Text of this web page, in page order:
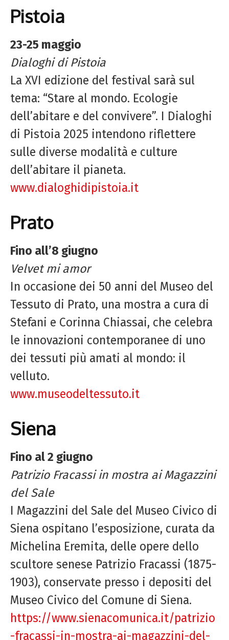
Pistoia
23-25 maggio
Dialoghi di Pistoia
La XVI edizione del festival sarà sul
tema: “Stare al mondo. Ecologie
dell’abitare e del convivere”. I Dialoghi
di Pistoia 2025 intendono riflettere
sulle diverse modalità e culture
dell’abitare il pianeta.
www.dialoghidipistoia.it
Prato
Fino all’8 giugno
Velvet mi amor
In occasione dei 50 anni del Museo del
Tessuto di Prato, una mostra a cura di
Stefani e Corinna Chiassai, che celebra
le innovazioni contemporanee di uno
dei tessuti più amati al mondo: il
velluto.
www.museodeltessuto.it
Siena
Fino al 2 giugno
Patrizio Fracassi in mostra ai Magazzini
del Sale
I Magazzini del Sale del Museo Civico di
Siena ospitano l’esposizione, curata da
Michelina Eremita, delle opere dello
scultore senese Patrizio Fracassi (1875-
1903), conservate presso i depositi del
Museo Civico del Comune di Siena.
https://www.sienacomunica.it/patrizio
-fracassi-in-mostra-ai-magazzini-del-